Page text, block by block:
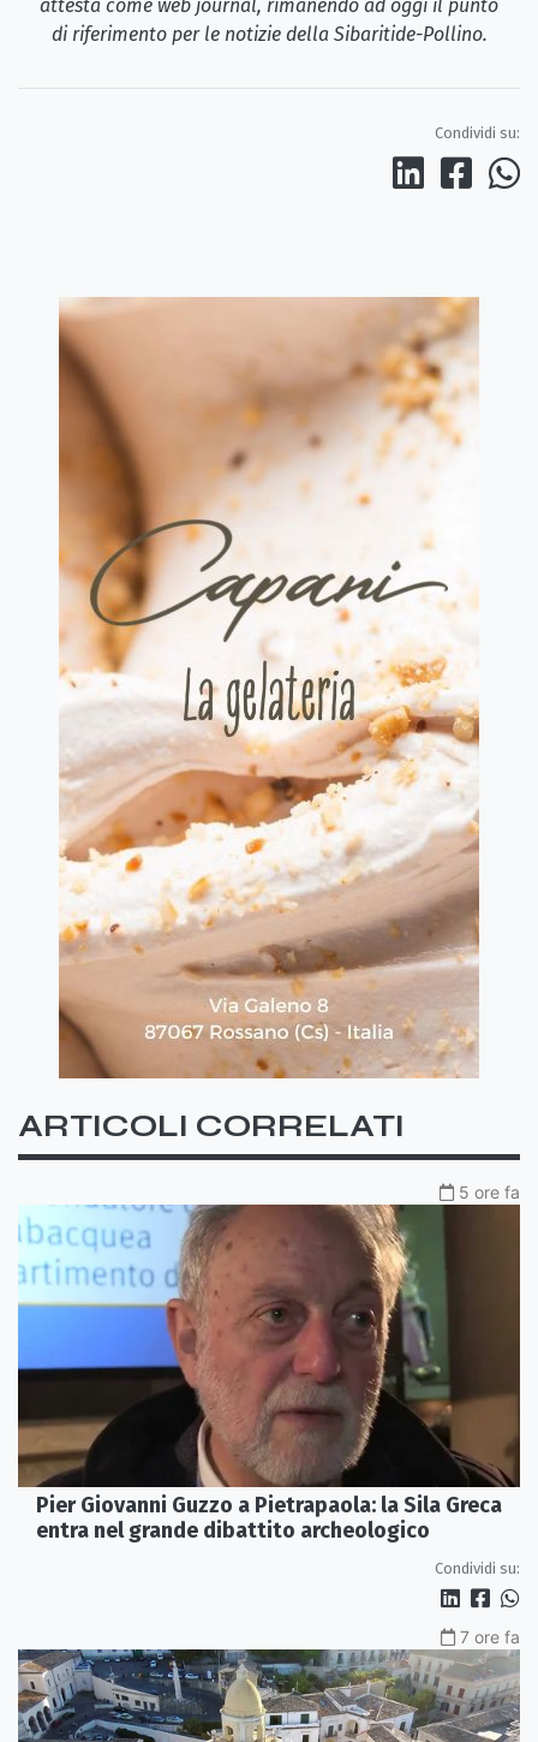
attesta come web journal, rimanendo ad oggi il punto
di riferimento per le notizie della Sibaritide-Pollino.
Condividi su:
ARTICOLI CORRELATI
5 ore fa
Pier Giovanni Guzzo a Pietrapaola: la Sila Greca
entra nel grande dibattito archeologico
Condividi su:
7 ore fa